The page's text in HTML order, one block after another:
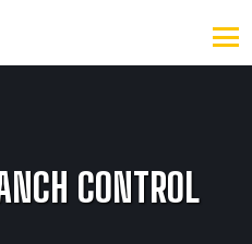
CONTROL